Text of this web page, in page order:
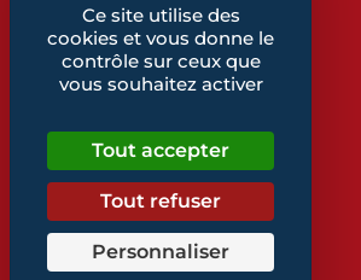
Notre offre de formation
Notre dépliant formation
Les indicateurs
Retrouvez également...
Notre glossaire
Ce site utilise des
cookies et vous donne le
contrôle sur ceux que
vous souhaitez activer
Tout accepter
Tout refuser
Personnaliser